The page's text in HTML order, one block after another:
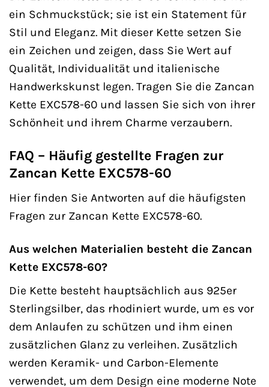
ein Schmuckstück; sie ist ein Statement für
Stil und Eleganz. Mit dieser Kette setzen Sie
ein Zeichen und zeigen, dass Sie Wert auf
Qualität, Individualität und italienische
Handwerkskunst legen. Tragen Sie die Zancan
Kette EXC578-60 und lassen Sie sich von ihrer
Schönheit und ihrem Charme verzaubern.
FAQ – Häufig gestellte Fragen zur
Zancan Kette EXC578-60
Hier finden Sie Antworten auf die häufigsten
Fragen zur Zancan Kette EXC578-60.
Aus welchen Materialien besteht die Zancan
Kette EXC578-60?
Die Kette besteht hauptsächlich aus 925er
Sterlingsilber, das rhodiniert wurde, um es vor
dem Anlaufen zu schützen und ihm einen
zusätzlichen Glanz zu verleihen. Zusätzlich
werden Keramik- und Carbon-Elemente
verwendet, um dem Design eine moderne Note